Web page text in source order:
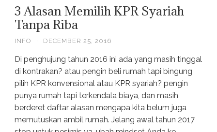
3 Alasan Memilih KPR Syariah
Tanpa Riba
INFO · DECEMBER 25, 2016
Di penghujung tahun 2016 ini ada yang masih tinggal
di kontrakan? atau pengin beli rumah tapi bingung
pilih KPR konvensional atau KPR syariah? pengin
punya rumah tapi terkendala biaya, dan masih
berderet daftar alasan mengapa kita belum juga
memutuskan ambil rumah. Jelang awal tahun 2017